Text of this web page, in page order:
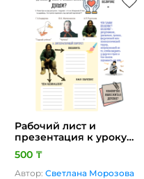
Рабочий лист и
презентация к уроку
литературы в 7 классе по
рассказу «Юшка» А.
Платонова
500 ₸
Автор: Светлана Морозова